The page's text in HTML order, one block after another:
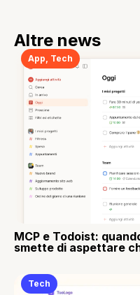
Altre news
App Tech
MCP e Todoist:
smette di aspettare
Tech